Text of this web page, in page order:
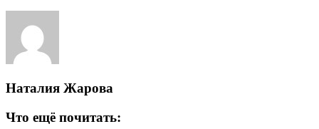
Наталия Жарова
Что ещё почитать: